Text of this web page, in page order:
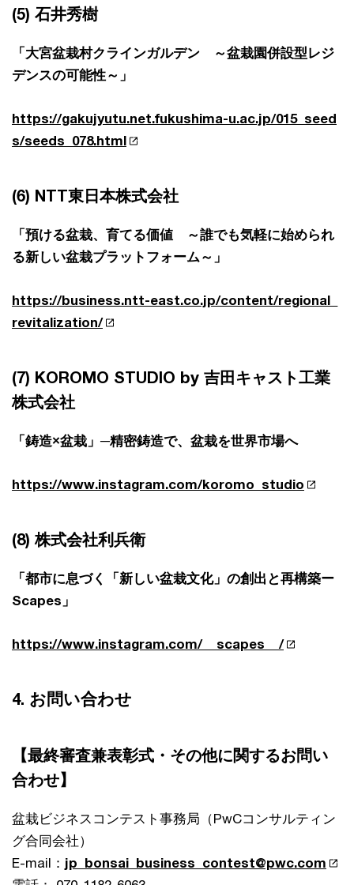
(5) 石井秀樹
「大宮盆栽村クラインガルデン ～盆栽園併設型レジ
デンスの可能性～」
https://gakujyutu.net.fukushima-u.ac.jp/015_seed
s/seeds_078.html
(6) NTT東日本株式会社
「預ける盆栽、育てる価値 ～誰でも気軽に始められ
る新しい盆栽プラットフォーム～」
https://business.ntt-east.co.jp/content/regional_
revitalization/
(7) KOROMO STUDIO by 吉田キャスト工業
株式会社
「鋳造×盆栽」─精密鋳造で、盆栽を世界市場へ
https://www.instagram.com/koromo_studio
(8) 株式会社利兵衛
「都市に息づく「新しい盆栽文化」の創出と再構築ー
Scapes」
https://www.instagram.com/__scapes__/
4. お問い合わせ
【最終審査兼表彰式・その他に関するお問い
合わせ】
盆栽ビジネスコンテスト事務局（PwCコンサルティン
グ合同会社）
E-mail： jp_bonsai_business_contest@pwc.com